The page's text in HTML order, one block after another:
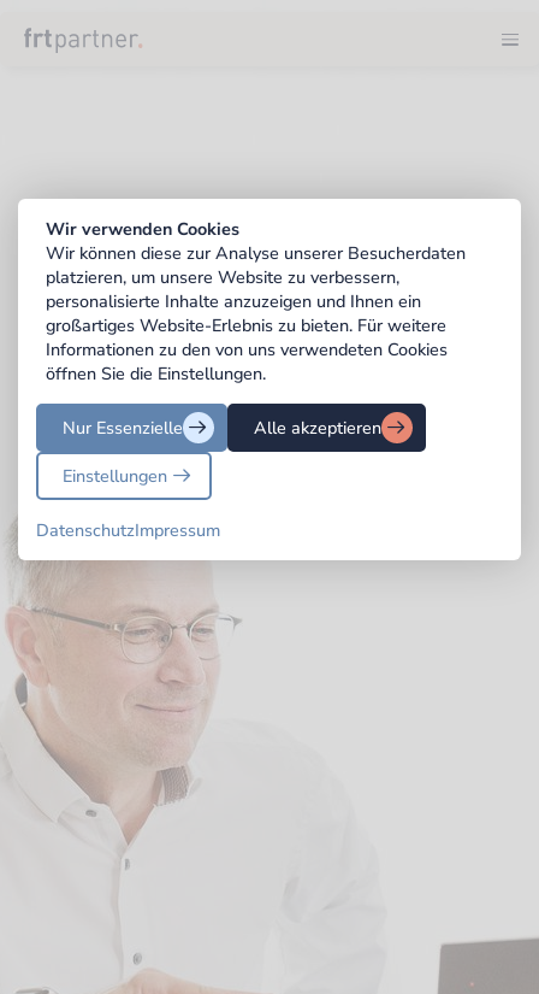
Wir verwenden Cookies
Wir können diese zur Analyse unserer Besucherdaten
platzieren, um unsere Website zu verbessern,
personalisierte Inhalte anzuzeigen und Ihnen ein
großartiges Website-Erlebnis zu bieten. Für weitere
Informationen zu den von uns verwendeten Cookies
öffnen Sie die Einstellungen.
Alle akzeptieren
Nur Essenzielle
Einstellungen
DatenschutzImpressum